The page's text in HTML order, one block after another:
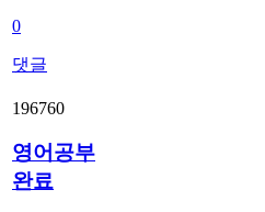
0
댓글
196760
영어공부
완료